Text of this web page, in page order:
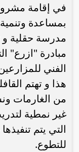
في إقامة
بمساعدة
مدرسة حقلية
مبادرة "ازرع"
الفني
هذا و تهتم
من الغارمات
غير نمطية
التي يتم
للتطوع.